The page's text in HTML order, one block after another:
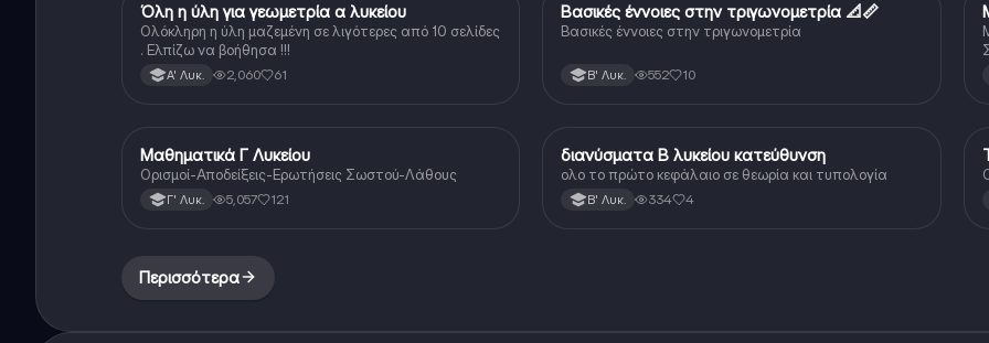
Μαθηματικά
Όλη η ύλη για γεωμετρία α λυκείου
Ολόκληρη η ύλη μαζεμένη σε λιγότερες από 10 σελίδες
. Ελπίζω να βοήθησα !!!
Α' Λυκ. 2,060 61
Μαθηματικά
Βασικές έννοιες στην τριγωνομετρία 📐📏
Βασικές έννοιες στην τριγωνομετρία
Β' Λυκ. 552 10
Μαθηματικά
Μαθηματικά Γ Λυκείου
Ορισμοί-Αποδείξεις-Ερωτήσεις Σωστού-Λάθους
Γ' Λυκ. 5,057 121
Μαθηματικά
διανύσματα Β λυκείου κατεύθυνση
ολο το πρώτο κεφάλαιο σε θεωρία και τυπολογία
Β' Λυκ. 334 4
Περισσότερα